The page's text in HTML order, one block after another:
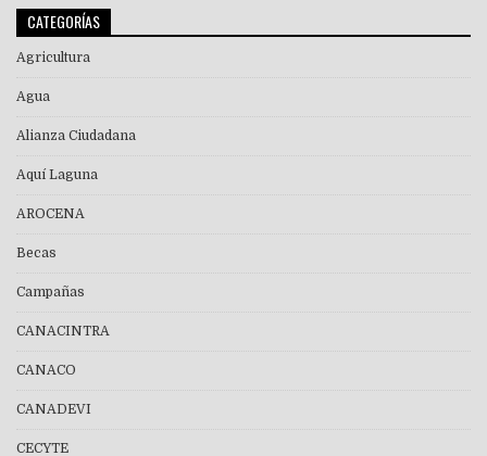
CATEGORÍAS
Agricultura
Agua
Alianza Ciudadana
Aquí Laguna
AROCENA
Becas
Campañas
CANACINTRA
CANACO
CANADEVI
CECYTE